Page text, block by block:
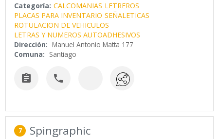
Categoría: CALCOMANIAS LETREROS
PLACAS PARA INVENTARIO SEÑALETICAS
ROTULACION DE VEHICULOS
LETRAS Y NUMEROS AUTOADHESIVOS
Dirección: Manuel Antonio Matta 177
Comuna: Santiago
 
7 Spingraphic